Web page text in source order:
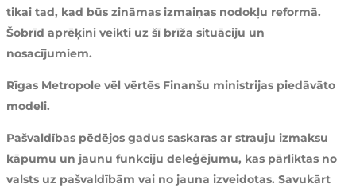
tikai tad, kad būs zināmas izmaiņas nodokļu reformā.
Šobrīd aprēķini veikti uz šī brīža situāciju un
nosacījumiem.
Rīgas Metropole vēl vērtēs Finanšu ministrijas piedāvāto
modeli.
Pašvaldības pēdējos gadus saskaras ar strauju izmaksu
kāpumu un jaunu funkciju deleģējumu, kas pārliktas no
valsts uz pašvaldībām vai no jauna izveidotas. Savukārt